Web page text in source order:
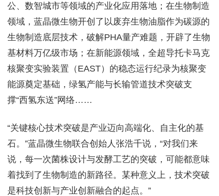
公、数智城市等领域的产业化应用落地；在生物制造
领域，蓝晶微生物开创了以废弃生物油脂作为碳源的
生物制造底层技术，破解PHA量产难题，开辟了生物
基材料万亿级市场；在新能源领域，全超导托卡马克
核聚变实验装置（EAST）的稳态运行纪录为核聚变
能源奠定基础，绿氢产能与长输管道技术突破支
撑“西氢东送”网络……
“关键核心技术突破是产业迈向高端化、自主化的基
石。”蓝晶微生物联合创始人张浩千说，“对我们来
说，每一次菌株设计与发酵工艺的突破，可能都意味
着找到了生物制造的新路径。某种意义上，技术突破
是科技创新与产业创新融合的起点。”